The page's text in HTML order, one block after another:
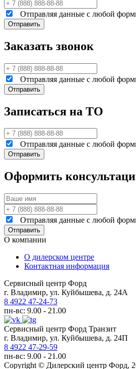
Отправляя данные с любой
Заказать звонок
Отправляя данные с любой
Записаться на ТО
Отправляя данные с любой
Оформить
Отправляя данные с любой
О компании
О дилерском центре
Контактная информация
Сервисный центр Форд
г. Владимир, ул. Куйбышева, д. 24А
8 4922 47-24-73
пн-вс: 9.00 - 21.00
Сервисный центр Форд Транзит
г. Владимир, ул. Куйбышева, д. 24П
8 4922 47-29-59
пн-вс: 9.00 - 21.00
Copyright © Дилерский центр Форд,